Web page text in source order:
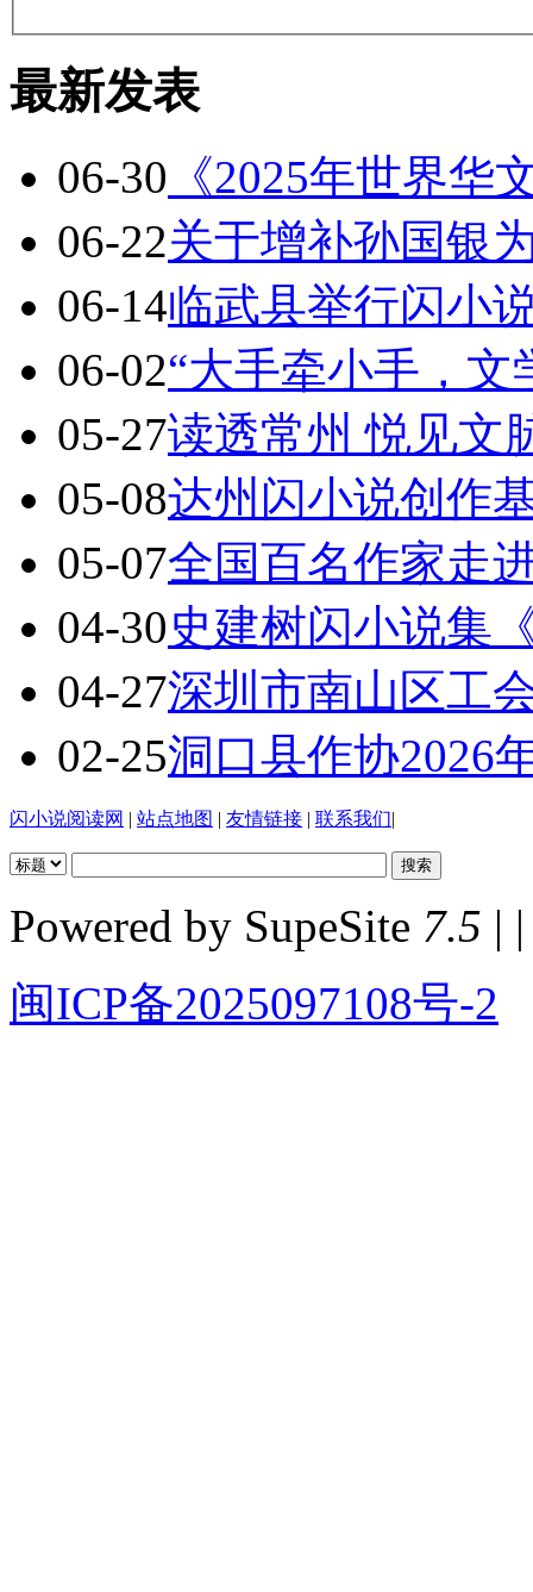
最新发表
06-30 《2025年世界华
06-22关于增补孙国银
06-14临武县举行闪小
06-02“大手牵小手，
05-27读透常州 悦见
05-08达州闪小说创作
05-07全国百名作家走
04-30史建树闪小说集
04-27深圳市南山区工
02-25洞口县作协2026
闪小说阅读网 | 站点地图 | 友情链接 | 联系我们|
Powered by SupeSite 7.5 | |
闽ICP备2025097108号-2